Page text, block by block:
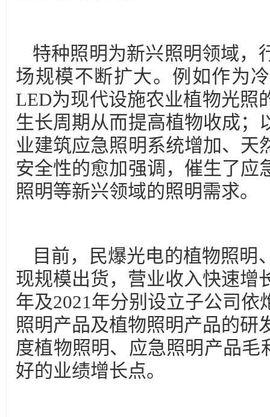
特种照明为新兴照明领域，
场规模不断扩大。例如作为
LED为现代设施农业植物光照
生长周期从而提高植物收成；
业建筑应急照明系统增加、天
安全性的愈加强调，催生了应
照明等新兴领域的照明需求。
目前，民爆光电的植物照明
现规模出货，营业收入快速增
年及2021年分别设立子公司
照明产品及植物照明产品的研
度植物照明、应急照明产品毛
好的业绩增长点。